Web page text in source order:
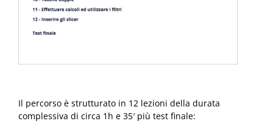
Il percorso è strutturato in 12 lezioni della durata
complessiva di circa 1h e 35′ più test finale: